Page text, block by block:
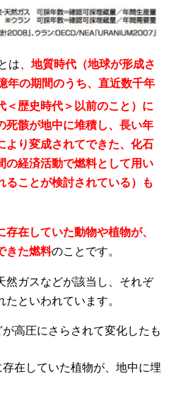
は、 地質時代（地球が形成さ
年の期間のうち、直近数千年
＜歴史時代＞ 以前のこと）に
死骸が地中に堆積し、長い年
より変成されてできた、化石
の経済活動で燃料として用い
ることが検討されている）も
存在していた動物や植物が、
きた燃料のことです。
然ガスなどが該当し、それぞ
といわれています。
が高圧にさらされて変化したも
存在していた植物が、地中に埋